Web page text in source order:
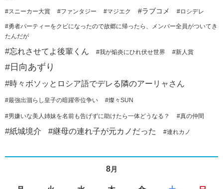
#スニーカー大賞 #ファンタジー #マジエク #ラブコメ #ロシデレ
#勇者パーティーをクビになったので故郷に帰ったら、メンバー全員がついてき
たんだが
#忘れさせてよ後輩くん #我が焔炎にひれ伏せ世界 #新人賞
#日向あずり
#時々ボソッとロシア語でデレる隣のアーリャさん
#最強出涸らし皇子の暗躍帝位争い #燦々SUN
#男嫌いな美人姉妹を名前も告げずに助けたら一体どうなる？ #真の仲間
#紙城境介 #継母の連れ子が元カノだった #連れカノ
8月